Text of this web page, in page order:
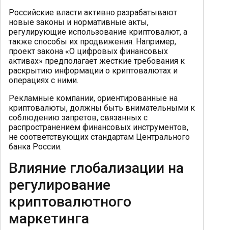
Российские власти активно разрабатывают
новые законы и нормативные акты,
регулирующие использование криптовалют, а
также способы их продвижения. Например,
проект закона «О цифровых финансовых
активах» предполагает жесткие требования к
раскрытию информации о криптовалютах и
операциях с ними.
Рекламные компании, ориентированные на
криптовалюты, должны быть внимательными к
соблюдению запретов, связанных с
распространением финансовых инструментов,
не соответствующих стандартам Центрального
банка России.
Влияние глобализации на
регулирование
криптовалютного
маркетинга